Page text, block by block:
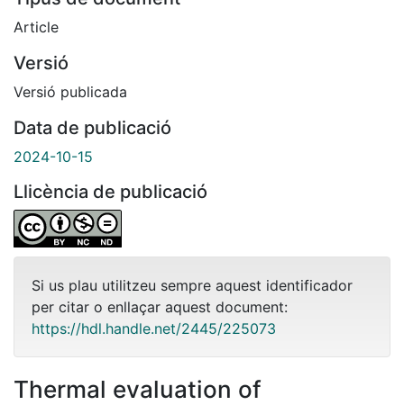
Article
Versió
Versió publicada
Data de publicació
2024-10-15
Llicència de publicació
Si us plau utilitzeu sempre aquest identificador
per citar o enllaçar aquest document:
https://hdl.handle.net/2445/225073
Thermal evaluation of